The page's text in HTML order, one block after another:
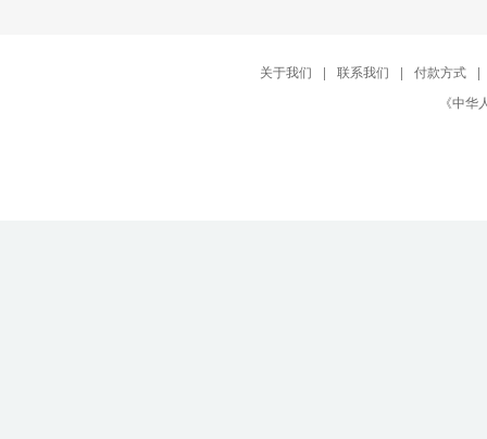
关于我们 | 联系我们 | 付款方式
|
《中